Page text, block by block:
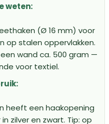
weten:
(Ø 16 mm) voor
op stalen oppervlakken.
wand ca. 500 gram —
voor textiel.
heeft een haakopening
zilver en zwart. Tip: op